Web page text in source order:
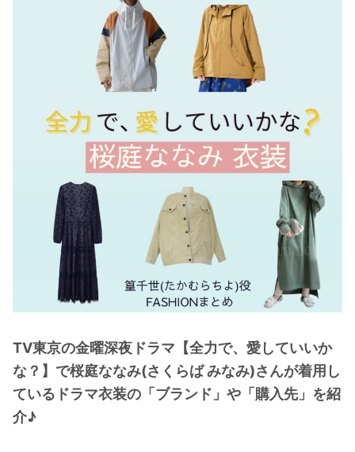
森七菜
出口夏希
田辺桃子
滝沢カレン
トリンドル玲奈
深田恭子
・北川景子
・ 橋本環奈
【よく検索されてる男性芸能人】
TV東京の金曜深夜ドラマ【全力で、愛していいか
な？】で桜庭ななみ(さくらば みなみ)さんが着用し
ているドラマ衣装の「ブランド」や「購入先」を紹
介♪